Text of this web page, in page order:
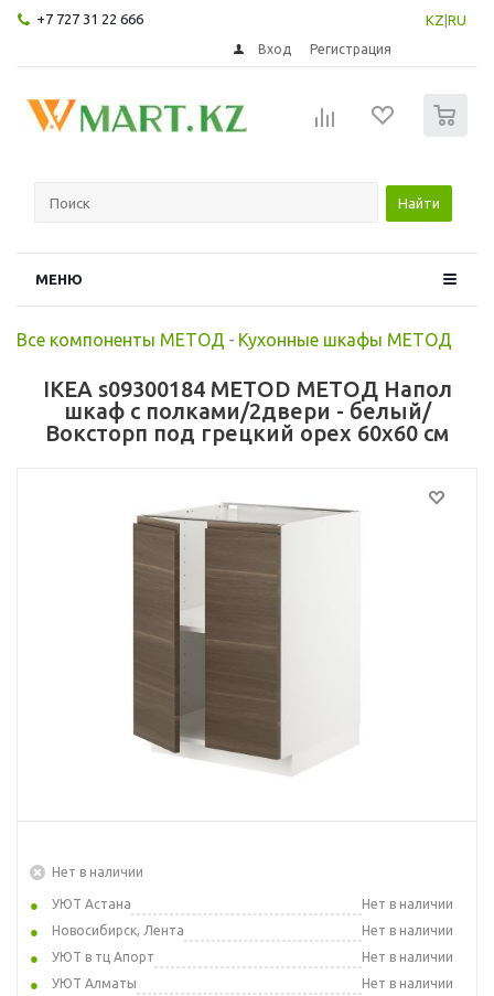
+7 727 31 22 666 KZ RU
Вход Регистрация
Найти
МЕНЮ
Все компоненты МЕТОД - Кухонные шкафы МЕТОД
IKEA s09300184 METOD МЕТОД Напол
шкаф с полками/2двери - белый/
Воксторп под грецкий орех 60x60 см
Нет в наличии
УЮТ Астана
Нет в наличии
Новосибирск, Лента
Нет в наличии
УЮТ в тц Апорт
Нет в наличии
УЮТ Алматы
Нет в наличии